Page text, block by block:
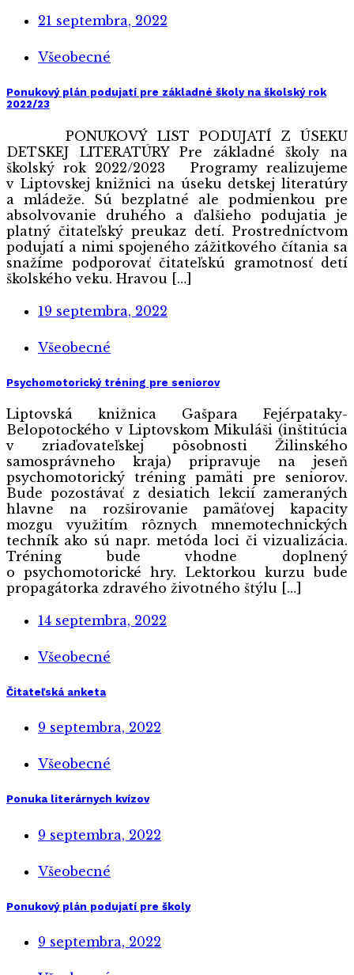
21 septembra, 2022
Všeobecné
Ponukový plán podujatí pre základné školy na školský rok
2022/23
PONUKOVÝ LIST PODUJATÍ Z ÚSEKU
DETSKEJ LITERATÚRY Pre základné školy na
školský rok 2022/2023 Programy realizujeme
v Liptovskej knižnici na úseku detskej literatúry
a mládeže. Sú bezplatné ale podmienkou pre
absolvovanie druhého a ďalšieho podujatia je
platný čitateľský preukaz detí. Prostredníctvom
podujatí a nimi spojeného zážitkového čítania sa
snažíme podporovať čitateľskú gramotnosť detí
školského veku. Hravou […]
19 septembra, 2022
Všeobecné
Psychomotorický tréning pre seniorov
Liptovská knižnica Gašpara Fejérpataky-
Belopotockého v Liptovskom Mikuláši (inštitúcia
v zriaďovateľskej pôsobnosti Žilinského
samosprávneho kraja) pripravuje na jeseň
psychomotorický tréning pamäti pre seniorov.
Bude pozostávať z desiatich lekcií zameraných
hlavne na rozširovanie pamäťovej kapacity
mozgu využitím rôznych mnemotechnických
techník ako sú napr. metóda loci či vizualizácia.
Tréning bude vhodne doplnený
o psychomotorické hry. Lektorkou kurzu bude
propagátorka zdravého životného štýlu […]
14 septembra, 2022
Všeobecné
Čitateľská anketa
9 septembra, 2022
Všeobecné
Ponuka literárnych kvízov
9 septembra, 2022
Všeobecné
Ponukový plán podujatí pre školy
9 septembra, 2022